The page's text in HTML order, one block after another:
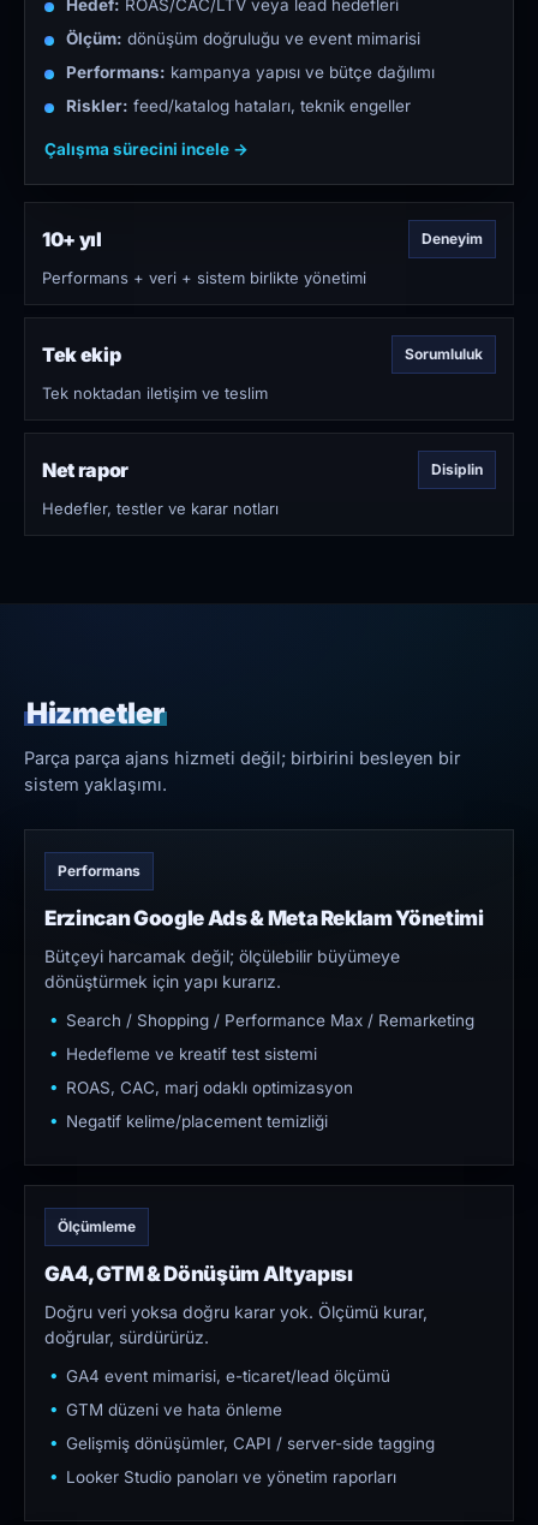
Hedef: ROAS/CAC/LTV veya lead hedefleri
Ölçüm: dönüşüm doğruluğu ve event mimarisi
Performans: kampanya yapısı ve bütçe dağılımı
Riskler: feed/katalog hataları, teknik engeller
Çalışma sürecini incele →
10+ yıl Deneyim
Performans + veri + sistem birlikte yönetimi
Tek ekip Sorumluluk
Tek noktadan iletişim ve teslim
Net rapor Disiplin
Hedefler, testler ve karar notları
Hizmetler
Parça parça ajans hizmeti değil; birbirini besleyen bir
sistem yaklaşımı.
Performans
Erzincan Google Ads & Meta Reklam Yönetimi
Bütçeyi harcamak değil; ölçülebilir büyümeye
dönüştürmek için yapı kurarız.
Search / Shopping / Performance Max / Remarketing
Hedefleme ve kreatif test sistemi
ROAS, CAC, marj odaklı optimizasyon
Negatif kelime/placement temizliği
Ölçümleme
GA4, GTM & Dönüşüm Altyapısı
Doğru veri yoksa doğru karar yok. Ölçümü kurar,
doğrular, sürdürürüz.
GA4 event mimarisi, e-ticaret/lead ölçümü
GTM düzeni ve hata önleme
Gelişmiş dönüşümler, CAPI / server-side tagging
Looker Studio panoları ve yönetim raporları